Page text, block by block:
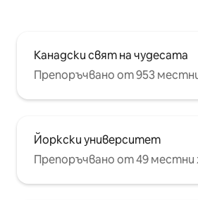
Канадски свят на чудесата
Препоръчвано от 953
Йоркски университет
Препоръчвано от 49